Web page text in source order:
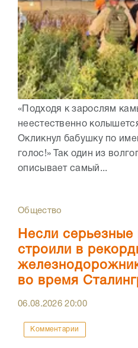
«Подходя к зарослям
неестественно
Окликнул бабушку по
голос!» Так один из
описывает самый...
Общество
Несли серьезные
строили в
во время
06.08.202620:00
Комментарии